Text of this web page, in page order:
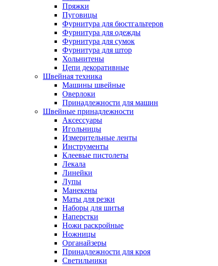
Пряжки
Пуговицы
Фурнитура для бюстгальтеров
Фурнитура для одежды
Фурнитура для сумок
Фурнитура для штор
Хольнитены
Цепи декоративные
Швейная техника
Машины швейные
Оверлоки
Принадлежности для машин
Швейные принадлежности
Аксессуары
Игольницы
Измерительные ленты
Инструменты
Клеевые пистолеты
Лекала
Линейки
Лупы
Манекены
Маты для резки
Наборы для шитья
Наперстки
Ножи раскройные
Ножницы
Органайзеры
Принадлежности для кроя
Светильники